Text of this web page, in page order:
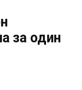
за один